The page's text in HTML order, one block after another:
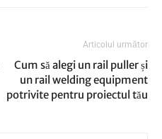
Articolul următor
Cum să alegi un rail puller și
un rail welding equipment
potrivite pentru proiectul tău